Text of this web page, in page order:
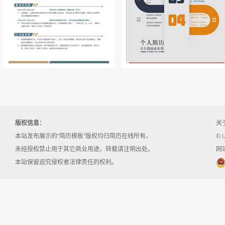
版权信息：
本站发布展示的“简历模板”版权均归简历在线所有。
未经授权禁止用于其它商业用途，转载请注明出处。
本站保留追究侵权者法律责任的权利。
关
©
网